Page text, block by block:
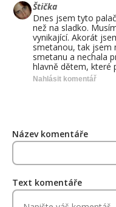
Štička
Dnes jsem tyto
než na sladko.
vynikající. Akorát
smetanou, tak jsem
smetanu a nechala
hlavně dětem, které
Nahlásit komentář
Název komentáře
Text komentáře